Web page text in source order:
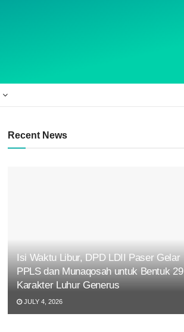
Recent News
Isi Waktu Libur, DPD LDII Paser Gelar
PPLS dan Munaqosah untuk Bentuk 29
Karakter Luhur Generus
JULY 4, 2026